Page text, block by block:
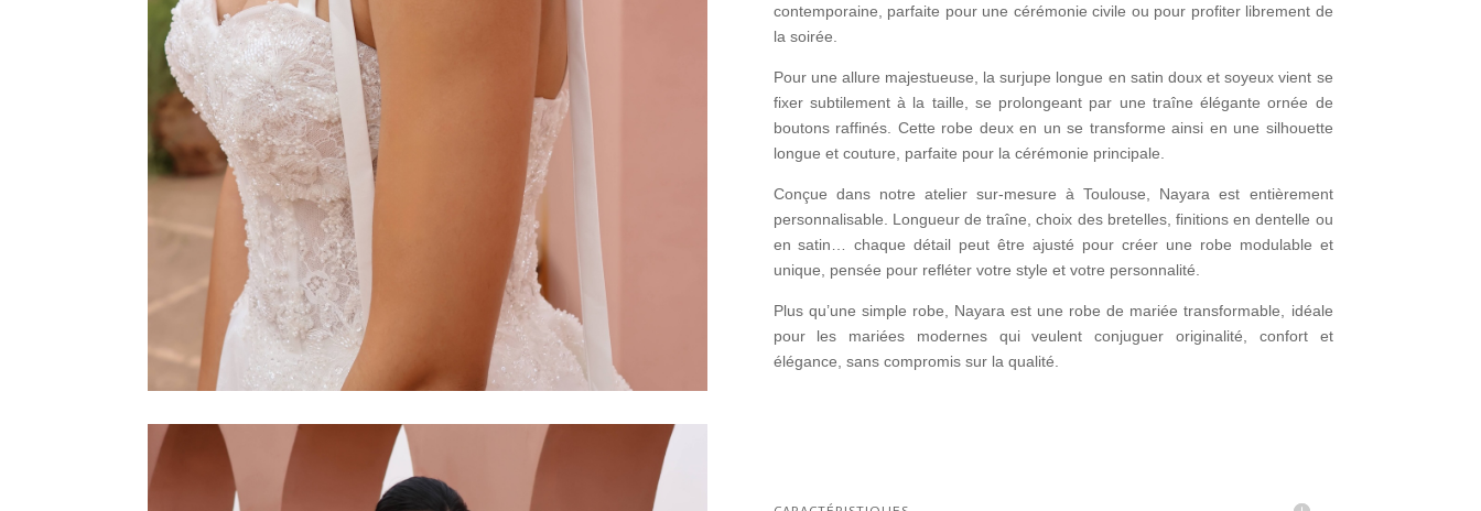
contemporaine, parfaite pour une cérémonie civile ou pour profiter librement de
la soirée.
Pour une allure majestueuse, la surjupe longue en satin doux et soyeux vient se
fixer subtilement à la taille, se prolongeant par une traîne élégante ornée de
boutons raffinés. Cette robe deux en un se transforme ainsi en une silhouette
longue et couture, parfaite pour la cérémonie principale.
Conçue dans notre atelier sur-mesure à Toulouse, Nayara est entièrement
personnalisable. Longueur de traîne, choix des bretelles, finitions en dentelle ou
en satin… chaque détail peut être ajusté pour créer une robe modulable et
unique, pensée pour refléter votre style et votre personnalité.
Plus qu’une simple robe, Nayara est une robe de mariée transformable, idéale
pour les mariées modernes qui veulent conjuguer originalité, confort et
élégance, sans compromis sur la qualité.